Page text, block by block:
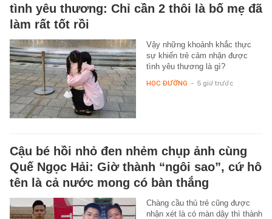
tình yêu thương: Chỉ cần 2 thôi là bố mẹ đã
làm rất tốt rồi
Vậy những khoảnh khắc thực
sự khiến trẻ cảm nhận được
tình yêu thương là gì?
HỌC ĐƯỜNG - 5 giờ trước
Cậu bé hồi nhỏ đen nhẻm chụp ảnh cùng
Quế Ngọc Hải: Giờ thành “ngôi sao”, cứ hô
tên là cả nước mong có bàn thắng
Chàng cầu thủ trẻ cũng được
nhận xét là có màn dậy thì thành